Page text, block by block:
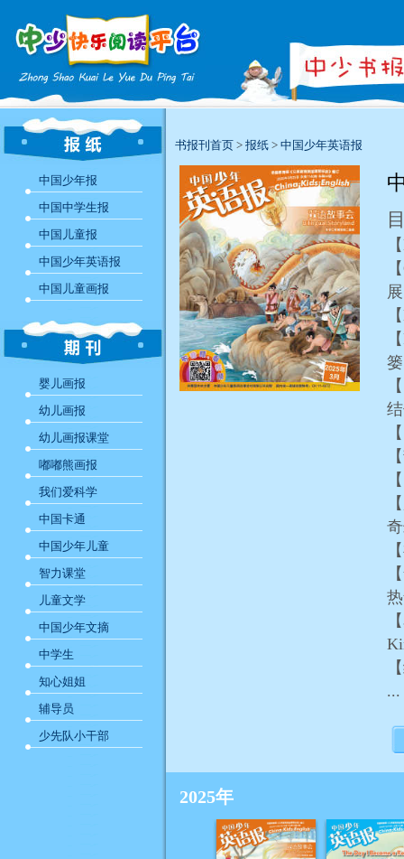
中国少年报
中国中学生报
中国儿童报
中国少年英语报
中国儿童画报
婴儿画报
幼儿画报
幼儿画报课堂
嘟嘟熊画报
我们爱科学
中国卡通
中国少年儿童
智力课堂
儿童文学
中国少年文摘
中学生
知心姐姐
辅导员
少先队小干部
书报刊首页 > 报纸 > 中国少年英语报
...
2025年